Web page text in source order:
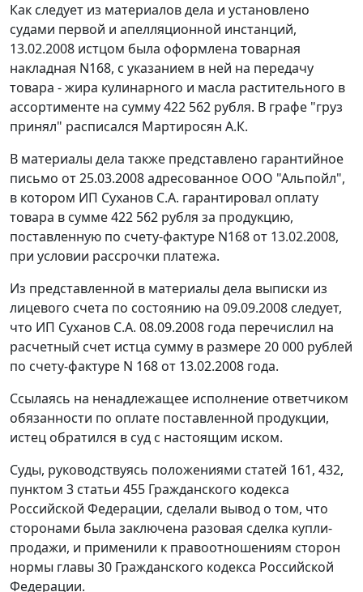
Как следует из материалов дела и установлено
судами первой и апелляционной инстанций,
13.02.2008 истцом была оформлена товарная
накладная N168, с указанием в ней на передачу
товара - жира кулинарного и масла растительного в
ассортименте на сумму 422 562 рубля. В графе "груз
принял" расписался Мартиросян А.К.
В материалы дела также представлено гарантийное
письмо от 25.03.2008 адресованное ООО "Альпойл",
в котором ИП Суханов С.А. гарантировал оплату
товара в сумме 422 562 рубля за продукцию,
поставленную по счету-фактуре N168 от 13.02.2008,
при условии рассрочки платежа.
Из представленной в материалы дела выписки из
лицевого счета по состоянию на 09.09.2008 следует,
что ИП Суханов С.А. 08.09.2008 года перечислил на
расчетный счет истца сумму в размере 20 000 рублей
по счету-фактуре N 168 от 13.02.2008 года.
Ссылаясь на ненадлежащее исполнение ответчиком
обязанности по оплате поставленной продукции,
истец обратился в суд с настоящим иском.
Суды, руководствуясь положениями статей 161, 432,
пунктом 3 статьи 455 Гражданского кодекса
Российской Федерации, сделали вывод о том, что
сторонами была заключена разовая сделка купли-
продажи, и применили к правоотношениям сторон
нормы главы 30 Гражданского кодекса Российской
Федерации.